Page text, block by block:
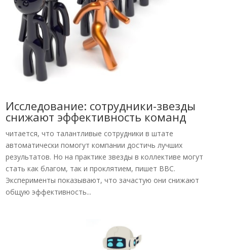
Исследование: сотрудники-звезды
снижают эффективность команд
читается, что талантливые сотрудники в штате
автоматически помогут компании достичь лучших
результатов. Но на практике звезды в коллективе могут
стать как благом, так и проклятием, пишет BBC.
Эксперименты показывают, что зачастую они снижают
общую эффективность...